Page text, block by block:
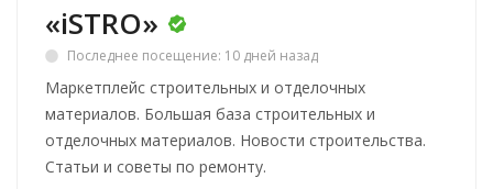
«iSTRO»
Последнее посещение: 10 дней назад
Маркетплейс строительных и отделочных
материалов. Большая база строительных и
отделочных материалов. Новости строительства.
Статьи и советы по ремонту.